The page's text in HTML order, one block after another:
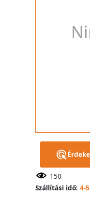
150
Szállítási idő: 4-